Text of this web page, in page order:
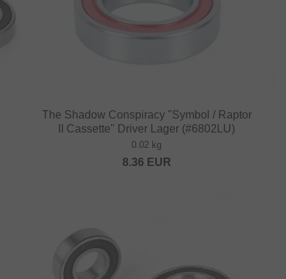
The Shadow Conspiracy "Symbol / Raptor
II Cassette" Driver Lager (#6802LU)
0.02 kg
8.36 EUR